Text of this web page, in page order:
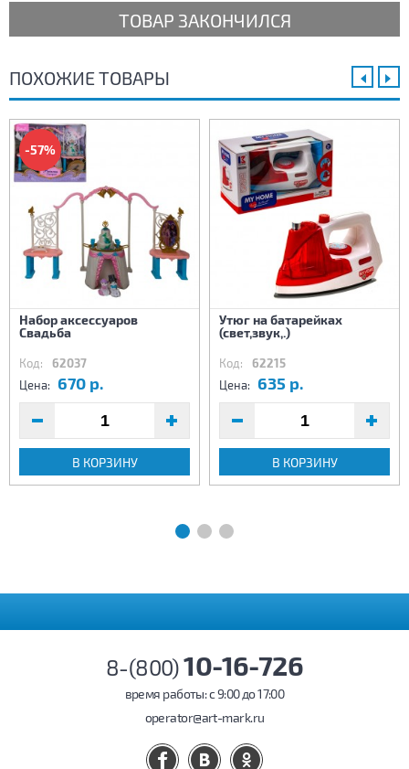
ТОВАР ЗАКОНЧИЛСЯ
ПОХОЖИЕ ТОВАРЫ
-57%
Набор аксессуаров
Свадьба
Код: 62037
Цена: 670 р.
В КОРЗИНУ
Утюг на батарейках
(свет,звук,.)
Код: 62215
Цена: 635 р.
В КОРЗИНУ
8-(800)10-16-726
время работы: c 9:00 до 17:00
operator@art-mark.ru